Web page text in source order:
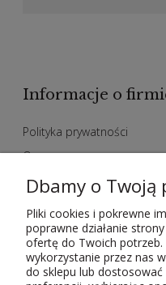
Informacje o
Polityka prywatności
O nas
Zakupy hurtowe
Metody płatności
Czas i koszty dostawy
Kontakt
Dbamy o Twoją
Pliki cookies i pokrewne
poprawne działanie
ofertę do Twoich
wykorzystanie przez nas
do sklepu lub